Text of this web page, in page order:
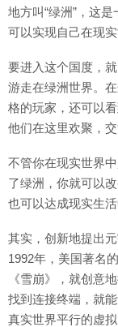
地方叫“绿洲”，这
可以实现自己在现
要进入这个国度，
游走在绿洲世界。
格的玩家，还可以
他们在这里欢聚，交
不管你在现实世界
了绿洲，你就可以
也可以达成现实生
其实，创新地提出
1992年，美国著名
《雪崩》，就创意
找到连接终端，就
真实世界平行的虚